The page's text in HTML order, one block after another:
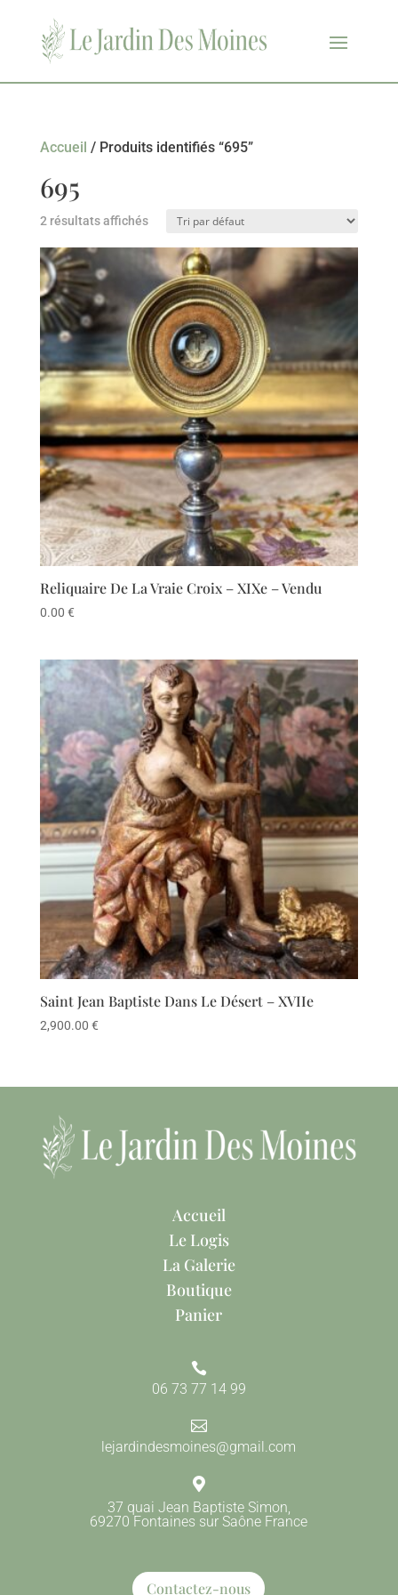
Accueil / Produits identifiés “695”
695
2 résultats affichés
Reliquaire De La Vraie Croix – XIXe – Vendu
0.00 €
Saint Jean Baptiste Dans Le Désert – XVIIe
2,900.00 €
Accueil
Le Logis
La Galerie
Boutique
Panier

06 73 77 14 99

lejardindesmoines@gmail.com

37 quai Jean Baptiste Simon,
69270 Fontaines sur Saône France
Contactez-nous